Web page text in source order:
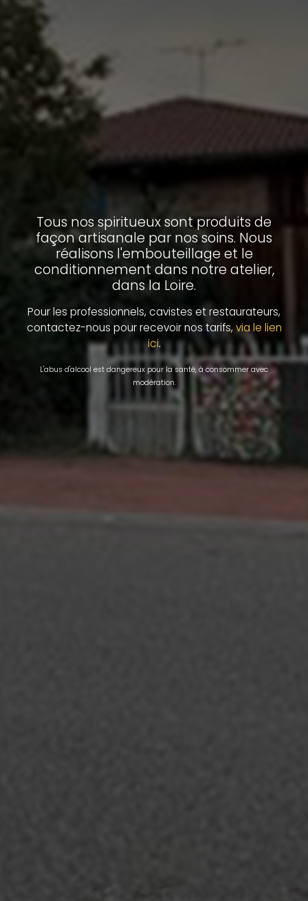
Tous nos spiritueux sont produits de
façon artisanale par nos soins. Nous
réalisons l'embouteillage et le
conditionnement dans notre atelier,
dans la Loire.
Pour les professionnels, cavistes et restaurateurs,
contactez-nous pour recevoir nos tarifs,via le lien
ici.
L'abus d'alcool est dangereux pour la santé, à consommer avec
modération.